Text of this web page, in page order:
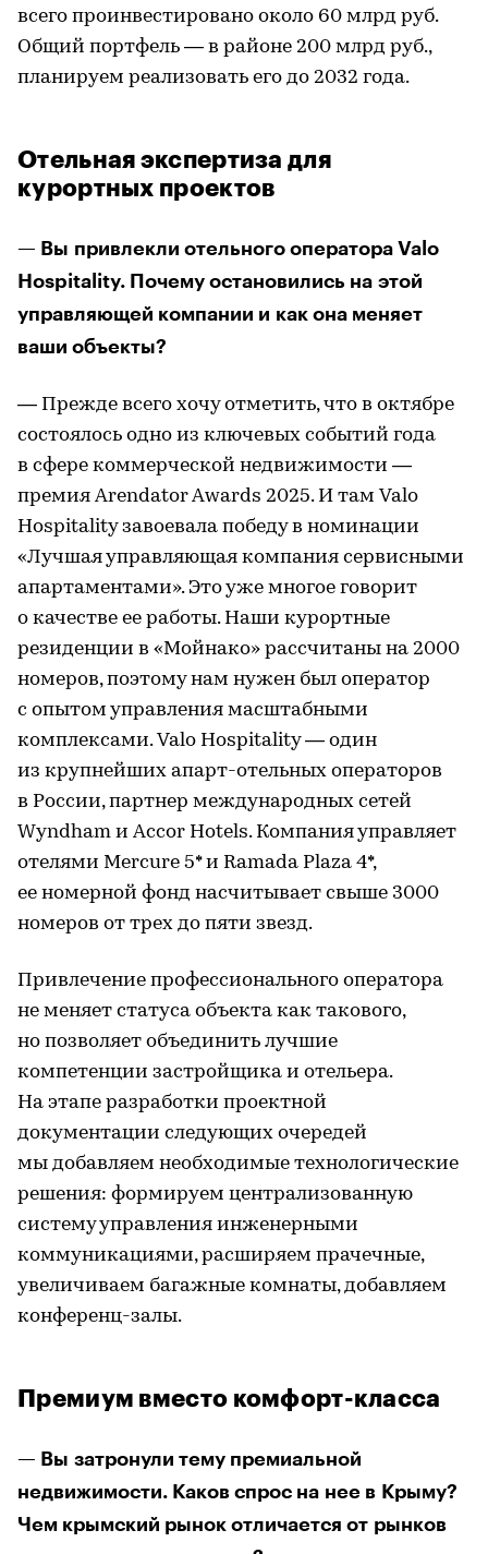
всего проинвестировано около 60 млрд руб.
Общий портфель — в районе 200 млрд руб.,
планируем реализовать его до 2032 года.
Отельная экспертиза для
курортных проектов
— Вы привлекли отельного оператора Valo
Hospitality. Почему остановились на этой
управляющей компании и как она меняет
ваши объекты?
— Прежде всего хочу отметить, что в октябре
состоялось одно из ключевых событий года
в сфере коммерческой недвижимости —
премия Arendator Awards 2025. И там Valo
Hospitality завоевала победу в номинации
«Лучшая управляющая компания сервисными
апартаментами». Это уже многое говорит
о качестве ее работы. Наши курортные
резиденции в «Мойнако» рассчитаны на 2000
номеров, поэтому нам нужен был оператор
с опытом управления масштабными
комплексами. Valo Hospitality — один
из крупнейших апарт-отельных операторов
в России, партнер международных сетей
Wyndham и Accor Hotels. Компания управляет
отелями Mercure 5* и Ramada Plaza 4*,
ее номерной фонд насчитывает свыше 3000
номеров от трех до пяти звезд.
Привлечение профессионального оператора
не меняет статуса объекта как такового,
но позволяет объединить лучшие
компетенции застройщика и отельера.
На этапе разработки проектной
документации следующих очередей
мы добавляем необходимые технологические
решения: формируем централизованную
систему управления инженерными
коммуникациями, расширяем прачечные,
увеличиваем багажные комнаты, добавляем
конференц-залы.
Премиум вместо комфорт-класса
— Вы затронули тему премиальной
недвижимости. Каков спрос на нее в Крыму?
Чем крымский рынок отличается от рынков